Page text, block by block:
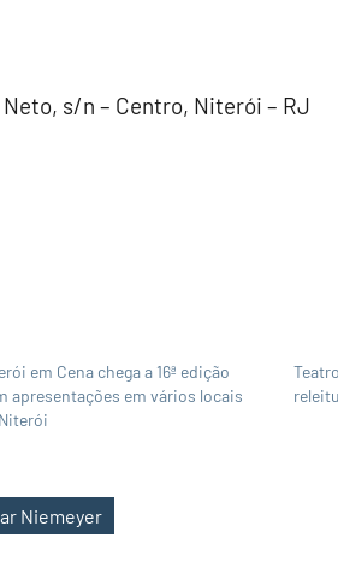
s/n – Centro, Niterói – RJ
em Cena chega a 16ª edição
apresentações em vários locais
Niemeyer